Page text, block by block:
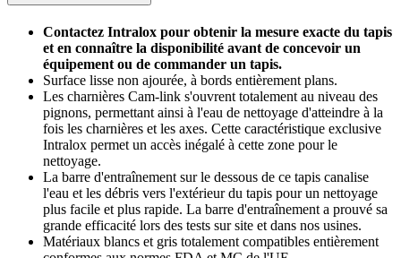
Contactez Intralox pour obtenir la mesure exacte du tapis
et en connaître la disponibilité avant de concevoir un
équipement ou de commander un tapis.
Surface lisse non ajourée, à bords entièrement plans.
Les charnières Cam-link s'ouvrent totalement au niveau des
pignons, permettant ainsi à l'eau de nettoyage d'atteindre à la
fois les charnières et les axes. Cette caractéristique exclusive
Intralox permet un accès inégalé à cette zone pour le
nettoyage.
La barre d'entraînement sur le dessous de ce tapis canalise
l'eau et les débris vers l'extérieur du tapis pour un nettoyage
plus facile et plus rapide. La barre d'entraînement a prouvé sa
grande efficacité lors des tests sur site et dans nos usines.
Matériaux blancs et gris totalement compatibles entièrement